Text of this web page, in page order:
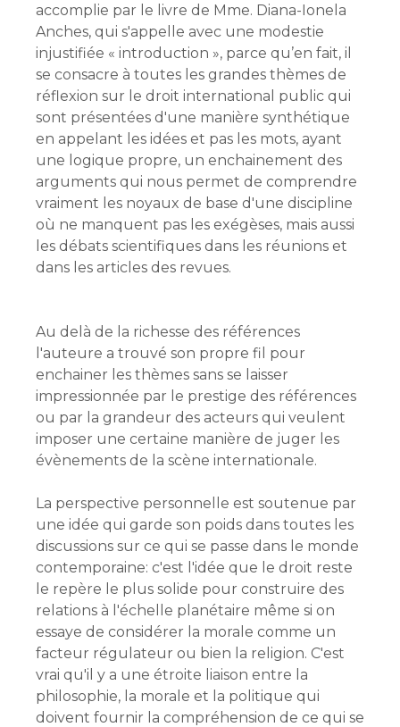
accomplie par le livre de Mme. Diana-Ionela
Anches, qui s'appelle avec une modestie
injustifiée « introduction », parce qu’en fait, il
se consacre à toutes les grandes thèmes de
réflexion sur le droit international public qui
sont présentées d'une manière synthétique
en appelant les idées et pas les mots, ayant
une logique propre, un enchainement des
arguments qui nous permet de comprendre
vraiment les noyaux de base d'une discipline
où ne manquent pas les exégèses, mais aussi
les débats scientifiques dans les réunions et
dans les articles des revues.
Au delà de la richesse des références
l'auteure a trouvé son propre fil pour
enchainer les thèmes sans se laisser
impressionnée par le prestige des références
ou par la grandeur des acteurs qui veulent
imposer une certaine manière de juger les
évènements de la scène internationale.
La perspective personnelle est soutenue par
une idée qui garde son poids dans toutes les
discussions sur ce qui se passe dans le monde
contemporaine: c'est l'idée que le droit reste
le repère le plus solide pour construire des
relations à l'échelle planétaire même si on
essaye de considérer la morale comme un
facteur régulateur ou bien la religion. C'est
vrai qu'il y a une étroite liaison entre la
philosophie, la morale et la politique qui
doivent fournir la compréhension de ce qui se